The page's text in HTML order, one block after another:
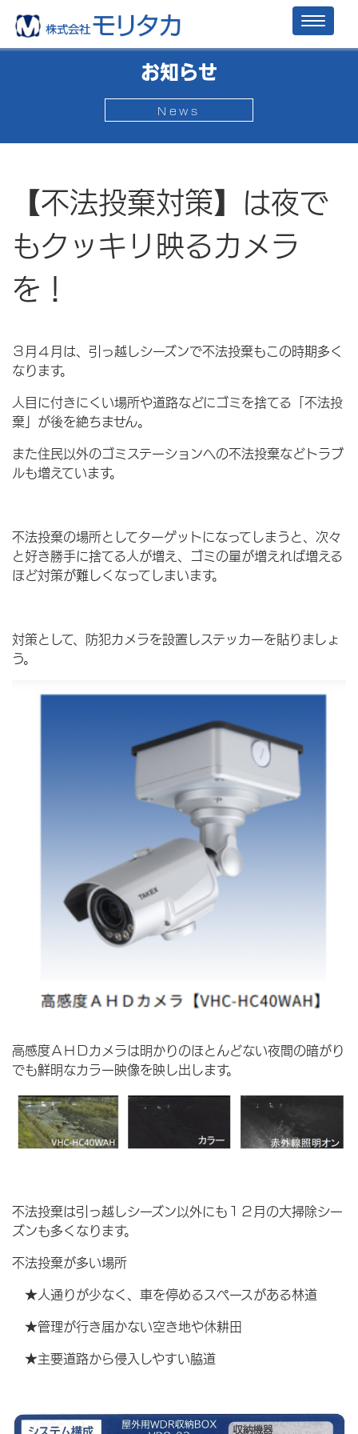
お知らせ
News
【不法投棄対策】は夜で
もクッキリ映るカメラ
を！
３月４月は、引っ越しシーズンで不法投棄もこの時期多く
なります。
人目に付きにくい場所や道路などにゴミを捨てる「不法投
棄」が後を絶ちません。
また住民以外のゴミステーションへの不法投棄などトラブ
ルも増えています。
不法投棄の場所としてターゲットになってしまうと、次々
と好き勝手に捨てる人が増え、ゴミの量が増えれば増える
ほど対策が難しくなってしまいます。
対策として、防犯カメラを設置しステッカーを貼りましょ
う。
高感度ＡＨＤカメラは明かりのほとんどない夜間の暗がり
でも鮮明なカラー映像を映し出します。
不法投棄は引っ越しシーズン以外にも１２月の大掃除シー
ズンも多くなります。
不法投棄が多い場所
★人通りが少なく、車を停めるスペースがある林道
★管理が行き届かない空き地や休耕田
★主要道路から侵入しやすい脇道